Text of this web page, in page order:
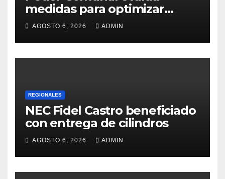
medidas para optimizar
servicio de agua
AGOSTO 6, 2026 ADMIN
REGIONALES
NEC Fidel Castro beneficiado
con entrega de cilindros
AGOSTO 6, 2026 ADMIN